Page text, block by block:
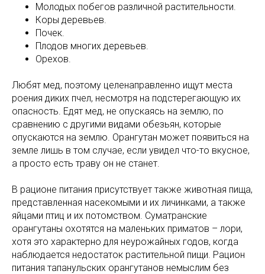
Молодых побегов различной растительности.
Коры деревьев.
Почек.
Плодов многих деревьев.
Орехов.
Любят мед, поэтому целенаправленно ищут места
роения диких пчел, несмотря на подстерегающую их
опасность. Едят мед, не опускаясь на землю, по
сравнению с другими видами обезьян, которые
опускаются на землю. Орангутан может появиться на
земле лишь в том случае, если увидел что-то вкусное,
а просто есть траву он не станет.
В рационе питания присутствует также животная пища,
представленная насекомыми и их личинками, а также
яйцами птиц и их потомством. Суматранские
орангутаны охотятся на маленьких приматов – лори,
хотя это характерно для неурожайных годов, когда
наблюдается недостаток растительной пищи. Рацион
питания тапанульских орангутанов немыслим без